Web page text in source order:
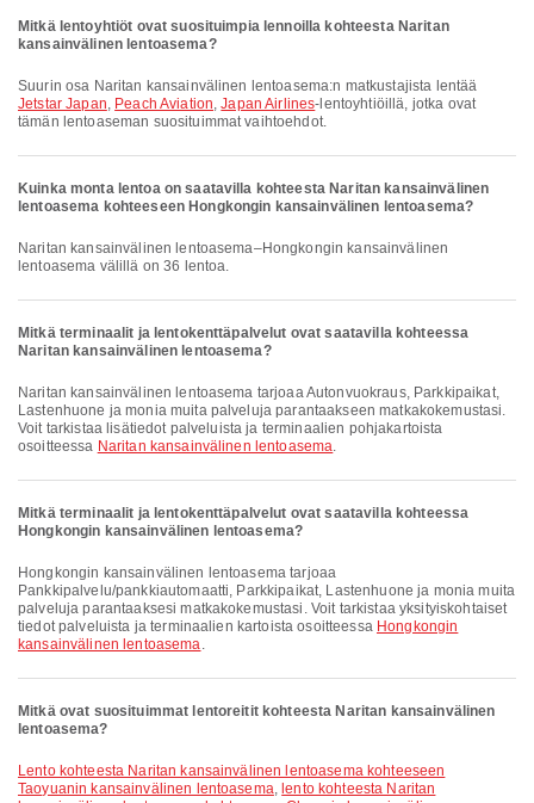
Mitkä lentoyhtiöt ovat suosituimpia lennoilla kohteesta Naritan
kansainvälinen lentoasema?
Suurin osa Naritan kansainvälinen lentoasema:n matkustajista lentää
Jetstar Japan, Peach Aviation,Japan Airlines-lentoyhtiöillä, jotka ovat
tämän lentoaseman suosituimmat vaihtoehdot.
Kuinka monta lentoa on saatavilla kohteesta Naritan kansainvälinen
lentoasema kohteeseen Hongkongin kansainvälinen lentoasema?
Naritan kansainvälinen lentoasema–Hongkongin kansainvälinen
lentoasema välillä on 36 lentoa.
Mitkä terminaalit ja lentokenttäpalvelut ovat saatavilla kohteessa
Naritan kansainvälinen lentoasema?
Naritan kansainvälinen lentoasema tarjoaa Autonvuokraus, Parkkipaikat,
Lastenhuone ja monia muita palveluja parantaakseen matkakokemustasi.
Voit tarkistaa lisätiedot palveluista ja terminaalien pohjakartoista
osoitteessa Naritan kansainvälinen lentoasema.
Mitkä terminaalit ja lentokenttäpalvelut ovat saatavilla kohteessa
Hongkongin kansainvälinen lentoasema?
Hongkongin kansainvälinen lentoasema tarjoaa
Pankkipalvelu/pankkiautomaatti, Parkkipaikat, Lastenhuone ja monia muita
palveluja parantaaksesi matkakokemustasi. Voit tarkistaa yksityiskohtaiset
tiedot palveluista ja terminaalien kartoista osoitteessa Hongkongin
kansainvälinen lentoasema.
Mitkä ovat suosituimmat lentoreitit kohteesta Naritan kansainvälinen
lentoasema?
lento kohteesta Naritan kansainvälinen lentoasema kohteeseen
Taoyuanin kansainvälinen lentoasema, lento kohteesta Naritan